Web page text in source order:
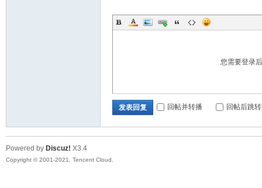
您需要登录
发表回复 回帖并转播 回帖后跳
Powered by Discuz! X3.4
Copyright © 2001-2021, Tencent Cloud.